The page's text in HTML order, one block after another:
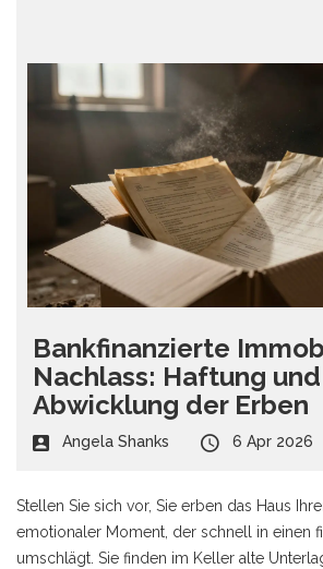
Bankfinanzierte
Nachlass: Haftung und
Abwicklung der Erben
Angela Shanks 6 Apr 2026
Stellen Sie sich vor, Sie erben das Haus
emotionaler Moment, der schnell in einen
umschlägt. Sie finden im Keller alte